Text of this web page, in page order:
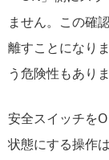
ません。この確
離すことになり
う危険性もありま
安全スイッチを
状態にする操作